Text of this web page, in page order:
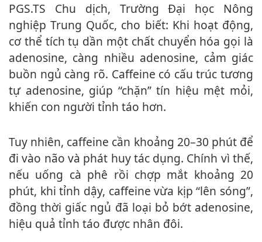
PGS.TS Chu dịch, Trường Đại học Nông
nghiệp Trung Quốc, cho biết: Khi hoạt động,
c‌ơ th‌ể tích tụ dần một chất chuyển hóa gọi là
adenosine, càng nhiều adenosine, cảm giác
buồn ngủ càng rõ. Caffeine có cấu trúc tương
tự adenosine, giúp “chặn” tín hiệu mệt mỏi,
khiến con người tỉnh táo hơn.
Tuy nhiên, caffeine cần khoảng 20–30 phút để
đi vào não và phát huy tác dụng. Chính vì thế,
nếu uống cà phê rồi chợp mắt khoảng 20
phút, khi tỉnh dậy, caffeine vừa kịp “lên sóng”,
đồng thời giấc ngủ đã loại bỏ bớt adenosine,
hiệu quả tỉnh táo được nhân đôi.